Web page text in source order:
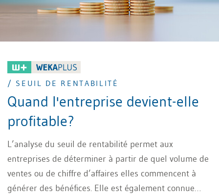
/ SEUIL DE RENTABILITÉ
Quand l'entreprise devient-elle
profitable?
L’analyse du seuil de rentabilité permet aux
entreprises de déterminer à partir de quel volume de
ventes ou de chiffre d’affaires elles commencent à
générer des bénéfices. Elle est également connue